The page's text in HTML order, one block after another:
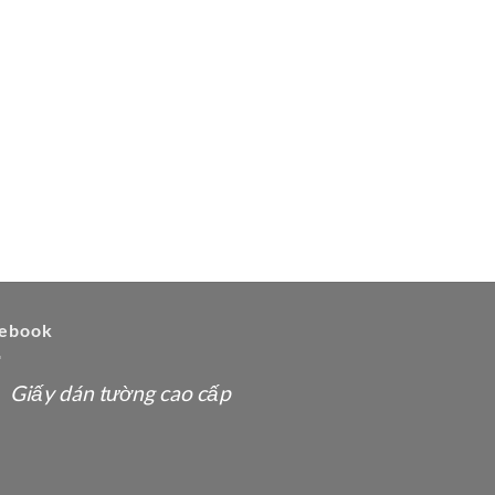
Giấy dán tường cao cấp